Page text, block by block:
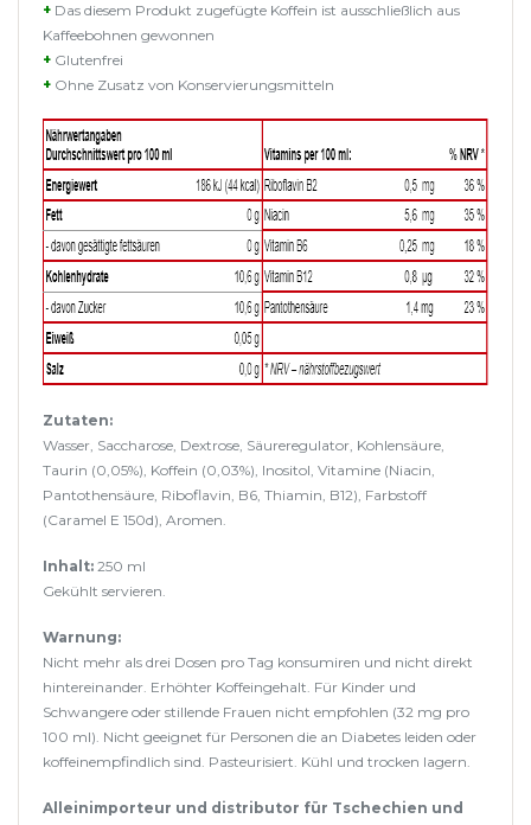
+ Das diesem Produkt zugefügte Koffein ist ausschließlich aus
Kaffeebohnen gewonnen
+ Glutenfrei
+ Ohne Zusatz von Konservierungsmitteln
Zutaten:
Wasser, Saccharose, Dextrose, Säureregulator, Kohlensäure,
Taurin (0,05%), Koffein (0,03%), Inositol, Vitamine (Niacin,
Pantothensäure, Riboflavin, B6, Thiamin, B12), Farbstoff
(Caramel E 150d), Aromen.
Inhalt: 250 ml
Gekühlt servieren.
Warnung:
Nicht mehr als drei Dosen pro Tag konsumiren und nicht direkt
hintereinander. Erhöhter Koffeingehalt. Für Kinder und
Schwangere oder stillende Frauen nicht empfohlen (32 mg pro
100 ml). Nicht geeignet für Personen die an Diabetes leiden oder
koffeinempfindlich sind. Pasteurisiert. Kühl und trocken lagern.
Alleinimporteur und distributor für Tschechien und